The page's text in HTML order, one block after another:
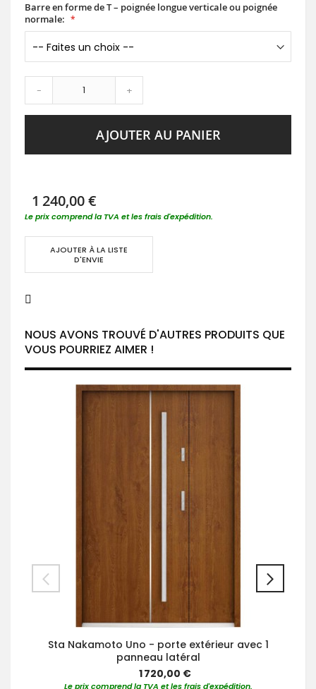
Barre en forme de T – poignée longue verticale ou poignée
normale:
- +
AJOUTER AU PANIER
1 240,00 €
Le prix comprend la TVA et les frais d'expédition.
AJOUTER À LA LISTE
D'ENVIE
NOUS AVONS TROUVÉ D'AUTRES PRODUITS QUE
VOUS POURRIEZ AIMER !
Sta Nakamoto Uno - porte extérieur avec 1
panneau latéral
1 720,00 €
Le prix comprend la TVA et les frais d'expédition.